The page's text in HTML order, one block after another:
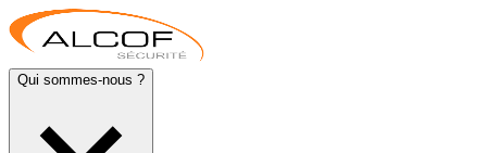
Qui sommes-nous ?